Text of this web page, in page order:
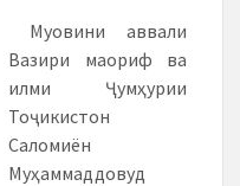
Муовини аввали
Вазири маориф ва
илми Ҷумҳурии
Тоҷикистон
Саломиён
Муҳаммаддовуд